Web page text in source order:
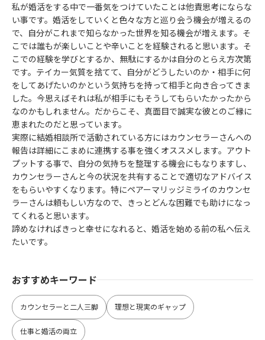
私が婚活をする中で一番気をつけていたことは他責思考にならな
い事です。婚活をしていくと色々な方と巡り会う機会が増えるの
で、自分がこれまで知らなかった世界を知る機会が増えます。そ
こでは誰もが楽しいことや辛いことを経験されると思います。そ
こでの経験を学びとするか、無駄にするかは自分のとらえ方次第
です。テイカー気質を捨てて、自分がどうしたいのか・相手に何
をしてあげたいのかという気持ちを持って相手と向き合ってきま
した。今思えばそれは私が相手にもそうしてもらいたかったから
なのかもしれません。だからこそ、真面目で誠実な彼とのご縁に
恵まれたのだと思っています。
実際に結婚相談所で活動されている方にはカウンセラーさんへの
報告は詳細にこまめに連携する事を強くオススメします。アウト
プットする事で、自分の気持ちを整理する機会にもなりますし、
カウンセラーさんと今の状況を共有することで適切なアドバイス
をもらいやすくなります。特にペアーマリッジミライのカウンセ
ラーさんは頼もしい方なので、きっとどんな困難でも助けになっ
てくれると思います。
諦めなければきっと幸せになれると、婚活を始める前の私へ伝え
たいです。
おすすめキーワード
カウンセラーと二人三脚 理想と現実のギャップ
仕事と婚活の両立